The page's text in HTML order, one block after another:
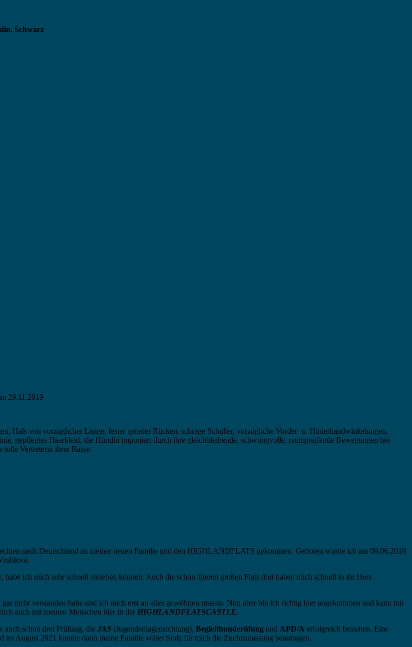
Schwarz
29.11.2019
Hals von vorzüglicher Länge, fester gerader Rücken, schräge Schulter, vorzügliche Vorder- u. Hinterhandwinkelungen,
gepflegtes Haarkleid, die Hündin imponiert durch ihre gleichbleibende, schwungvolle, raumgreifende Bewegungen bei
tolle Vertreterin ihrer Rasse.
nach Deutschland zu meiner neuen Familie und den HIGHLANDFLATS gekommen. Geboren wurde ich am 09.06.2019
ich mich sehr schnell einleben können. Auch die schon älteren großen Flats dort haben mich schnell in ihr Herz
nicht verstanden habe und ich mich erst an alles gewöhnen musste. Nun aber bin ich richtig hier angekommen und kann mir
auch mit meinen Menschen hier in der HIGHLANDFLATSCASTLE.
auch schon drei Prüfung, die JAS (Jugendanlagensichtung), Begleithunderüfung und APD/A erfolgreich bestehen. Eine
im August 2021 konnte dann meine Familie voller Stolz für mich die Zuchtzulassung beantragen.